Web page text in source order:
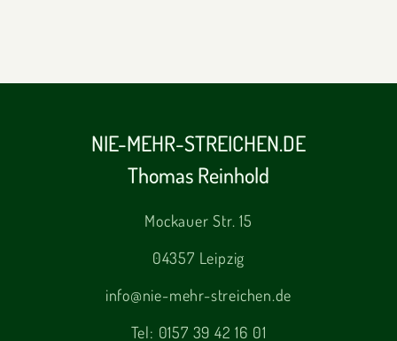
NIE-MEHR-STREICHEN.DE
Thomas Reinhold
Mockauer Str. 15
04357 Leipzig
info@nie-mehr-streichen.de
Tel: 0157 39 42 16 01